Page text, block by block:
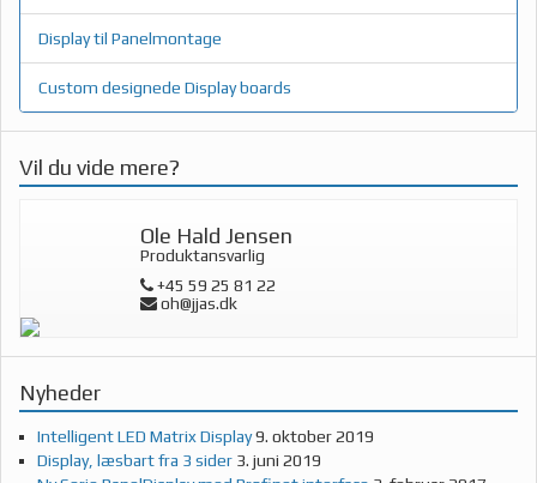
Display til Panelmontage
Custom designede Display boards
Vil du vide mere?
Ole Hald Jensen
Produktansvarlig
+45 59 25 81 22
oh@jjas.dk
Nyheder
Intelligent LED Matrix Display9. oktober 2019
Display, læsbart fra 3 sider 3. juni 2019